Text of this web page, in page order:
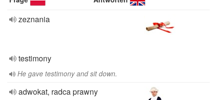
zeznania
testimony
He gave testimony and sit down.
adwokat, radca prawny